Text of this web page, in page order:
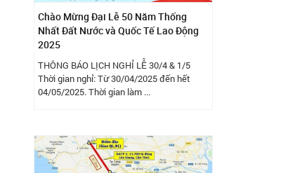
Chào Mừng Đại Lễ 50 Năm Thống
Nhất Đất Nước và Quốc Tế Lao Động
2025
THÔNG BÁO LỊCH NGHỈ LỄ 30/4 & 1/5
Thời gian nghỉ: Từ 30/04/2025 đến hết
04/05/2025. Thời gian làm ...